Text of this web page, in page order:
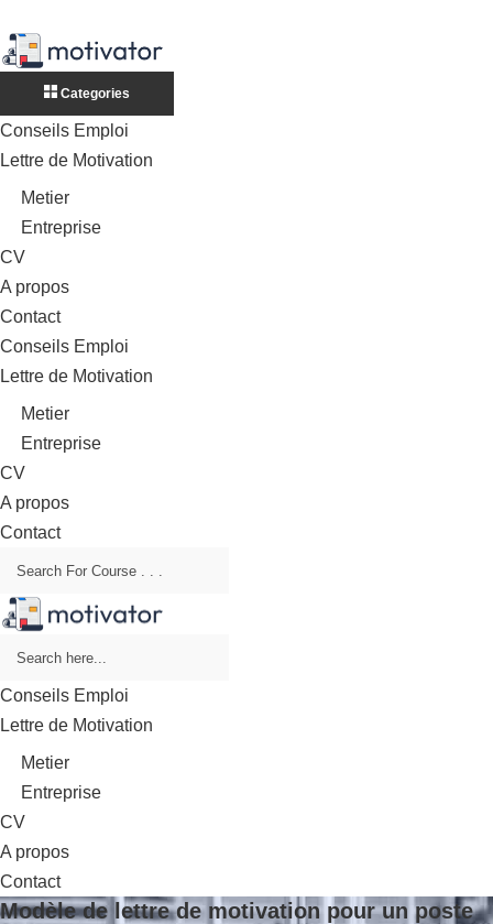
Categories
Conseils Emploi
Lettre de Motivation
Metier
Entreprise
CV
A propos
Contact
Conseils Emploi
Lettre de Motivation
Metier
Entreprise
CV
A propos
Contact
Conseils Emploi
Lettre de Motivation
Metier
Entreprise
CV
A propos
Contact
Modèle de lettre de motivation pour un poste